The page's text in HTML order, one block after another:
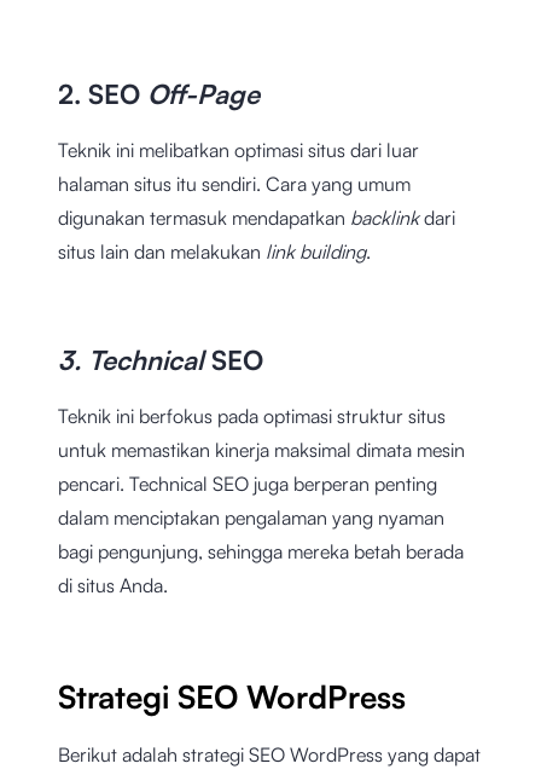
2. SEO Off-Page
Teknik ini melibatkan optimasi situs dari luar
halaman situs itu sendiri. Cara yang umum
digunakan termasuk mendapatkan backlinkdari
situs lain dan melakukan link building.
3. TechnicalSEO
Teknik ini berfokus pada optimasi struktur situs
untuk memastikan kinerja maksimal dimata mesin
pencari. Technical SEO juga berperan penting
dalam menciptakan pengalaman yang nyaman
bagi pengunjung, sehingga mereka betah berada
di situs Anda.
Strategi SEO WordPress
Berikut adalah strategi SEO WordPress yang dapat